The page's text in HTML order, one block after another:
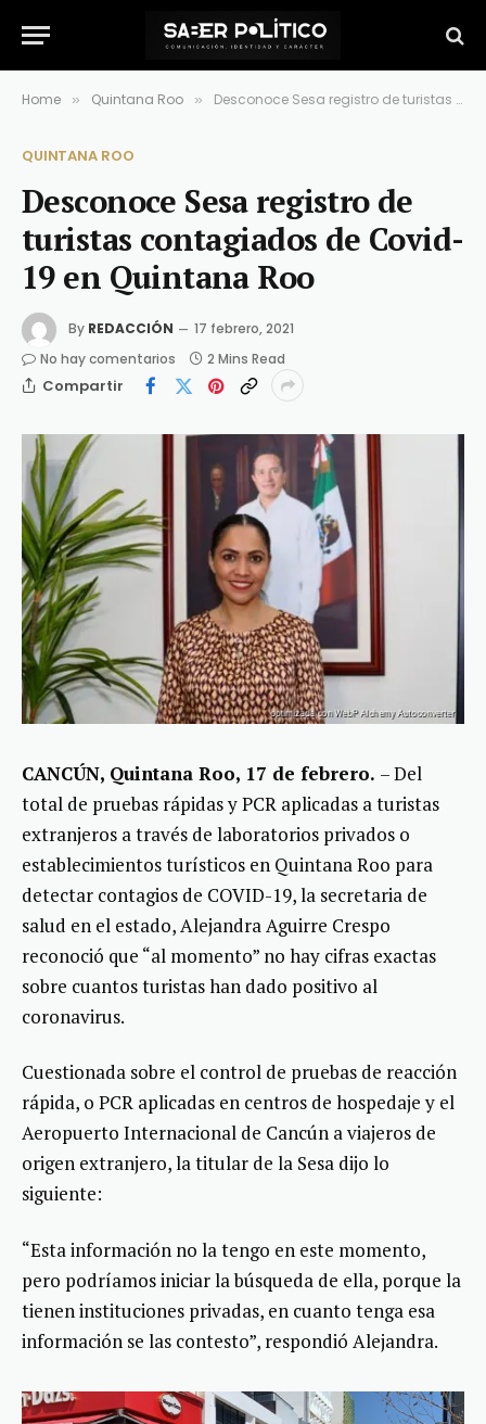
Home » Quintana Roo » Desconoce Sesa registro de turistas contagiados de Covid-19 en Quintana Roo
QUINTANA ROO
Desconoce Sesa registro de
turistas contagiados de Covid-
19 en Quintana Roo
By REDACCIÓN
17 febrero, 2021
No hay comentarios
2 Mins Read
Compartir
CANCÚN, Quintana Roo, 17 de febrero. – Del
total de pruebas rápidas y PCR aplicadas a turistas
extranjeros a través de laboratorios privados o
establecimientos turísticos en Quintana Roo para
detectar contagios de COVID-19, la secretaria de
salud en el estado, Alejandra Aguirre Crespo
reconoció que “al momento” no hay cifras exactas
sobre cuantos turistas han dado positivo al
coronavirus.
Cuestionada sobre el control de pruebas de reacción
rápida, o PCR aplicadas en centros de hospedaje y el
Aeropuerto Internacional de Cancún a viajeros de
origen extranjero, la titular de la Sesa dijo lo
siguiente:
“Esta información no la tengo en este momento,
pero podríamos iniciar la búsqueda de ella, porque la
tienen instituciones privadas, en cuanto tenga esa
información se las contesto”, respondió Alejandra.